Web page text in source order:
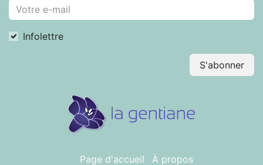
Infolettre
S'abonner
Page d'accueil À propos